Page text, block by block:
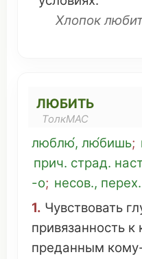
Хлопок
ЛЮБИТЬ
ТолкМАС
люблю́, лю́бишь;
прич. страд. наст
-о; несов., перех.
1. Чувствовать
привязанность к
преданным